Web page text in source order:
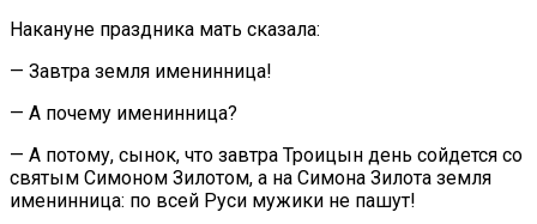
Накануне праздника мать сказала:
— Завтра земля именинница!
— А почему именинница?
— А потому, сынок, что завтра Троицын день сойдется со
святым Симоном Зилотом, а на Симона Зилота земля
именинница: по всей Руси мужики не пашут!